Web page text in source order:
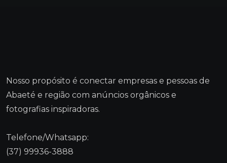
Nosso propósito é conectar empresas e pessoas de
Abaeté e região com anúncios orgânicos e
fotografias inspiradoras.
Telefone/Whatsapp:
(37) 99936-3888